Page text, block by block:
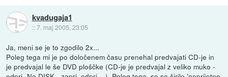
kvadugaja1
::7. maj 2005, 23:05
Ja, meni se je to zgodilo 2x...
Poleg tega mi je po določenem času prenehal predvajati CD-je in
je predvajal le še DVD ploščke (CD-je je predvajal z veliko muko -